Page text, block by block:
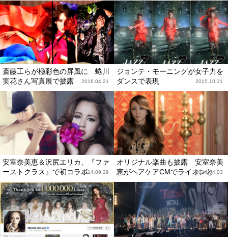
斎藤工らが極彩色の屏風に 蜷川
実花さん写真展で披露
2016.04.21
ジョンテ・モーニングが女子力を
ダンスで表現
2015.10.31
安室奈美恵＆沢尻エリカ、『ファ
ーストクラス』で初コラボ2014.09.29
オリジナル楽曲も披露 安室奈美
恵がヘアケアCMでライオンと...
2014.04.03